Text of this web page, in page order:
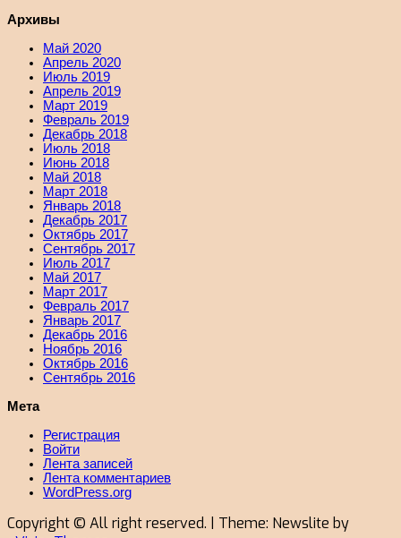
Архивы
Май 2020
Апрель 2020
Июль 2019
Апрель 2019
Март 2019
Февраль 2019
Декабрь 2018
Июль 2018
Июнь 2018
Май 2018
Март 2018
Январь 2018
Декабрь 2017
Октябрь 2017
Сентябрь 2017
Июль 2017
Май 2017
Март 2017
Февраль 2017
Январь 2017
Декабрь 2016
Ноябрь 2016
Октябрь 2016
Сентябрь 2016
Мета
Регистрация
Войти
Лента записей
Лента комментариев
WordPress.org
Copyright © All right reserved.
Theme: Newslite by